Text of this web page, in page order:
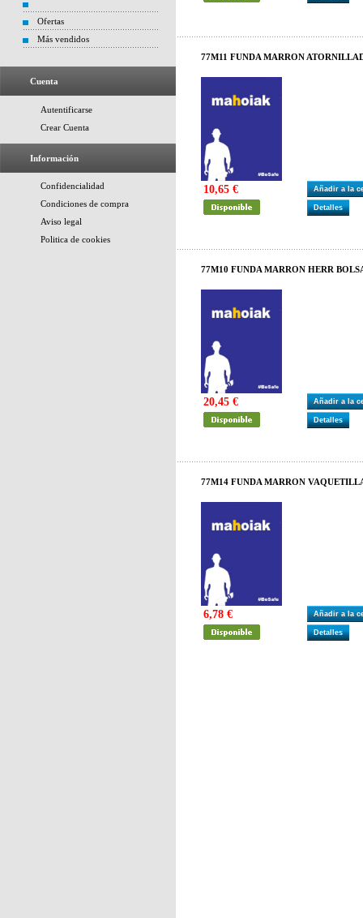
Ofertas
Más vendidos
Cuenta
Autentificarse
Crear Cuenta
Información
Confidencialidad
Condiciones de compra
Aviso legal
Politica de cookies
77M11 FUNDA MARRON
10,65 € Añadir a la
Detalles
77M10 FUNDA MARRON HERR
20,45 € Añadir a la
Detalles
77M14 FUNDA MARRON
6,78 € Añadir a la
Detalles